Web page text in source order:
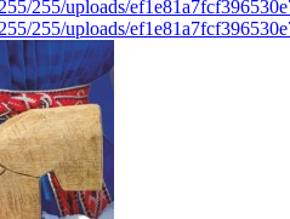
255/uploads/
255/uploads/